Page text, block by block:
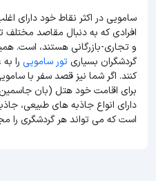
سامویی در اکثر نقاط خود دارای
افرادی که به دنبال مقاصد مختلف
و تجاری-بازرگانی هستند، است.
گردشگران بسیاریتور سامویی را
کنند. اگر شما نیز قصد سفر با
برای اقامت خود هتل (بان جاسمین
دارای انواع جاذبه های طبیعی،
است که می تواند هر گردشگری را